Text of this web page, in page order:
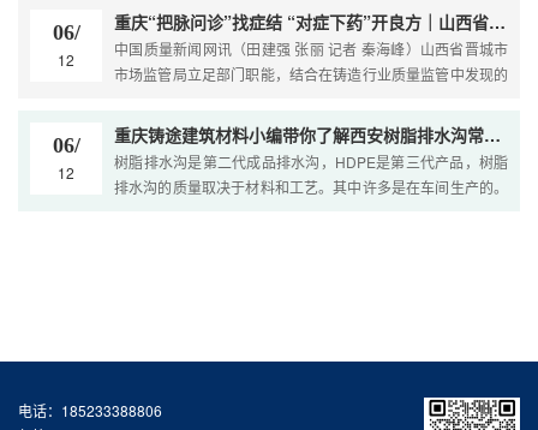
的，就是位于...
06/
12
重庆“把脉问诊”找症结 “对症下药”开良方｜山西省晋城市市场监管局多措并举帮扶铸铁井盖制造业整体提升产品质量
中国质量新闻网讯（田建强 张丽 记者 秦海峰）山西省晋城市
市场监管局立足部门职能，结合在铸造行业质量监管中发现的
帮扶“提质强企...
06/
12
重庆铸途建筑材料小编带你了解西安树脂排水沟常见知识
树脂排水沟是第二代成品排水沟，HDPE是第三代产品，树脂
排水沟的质量取决于材料和工艺。其中许多是在车间生产的。
电话：185233388806